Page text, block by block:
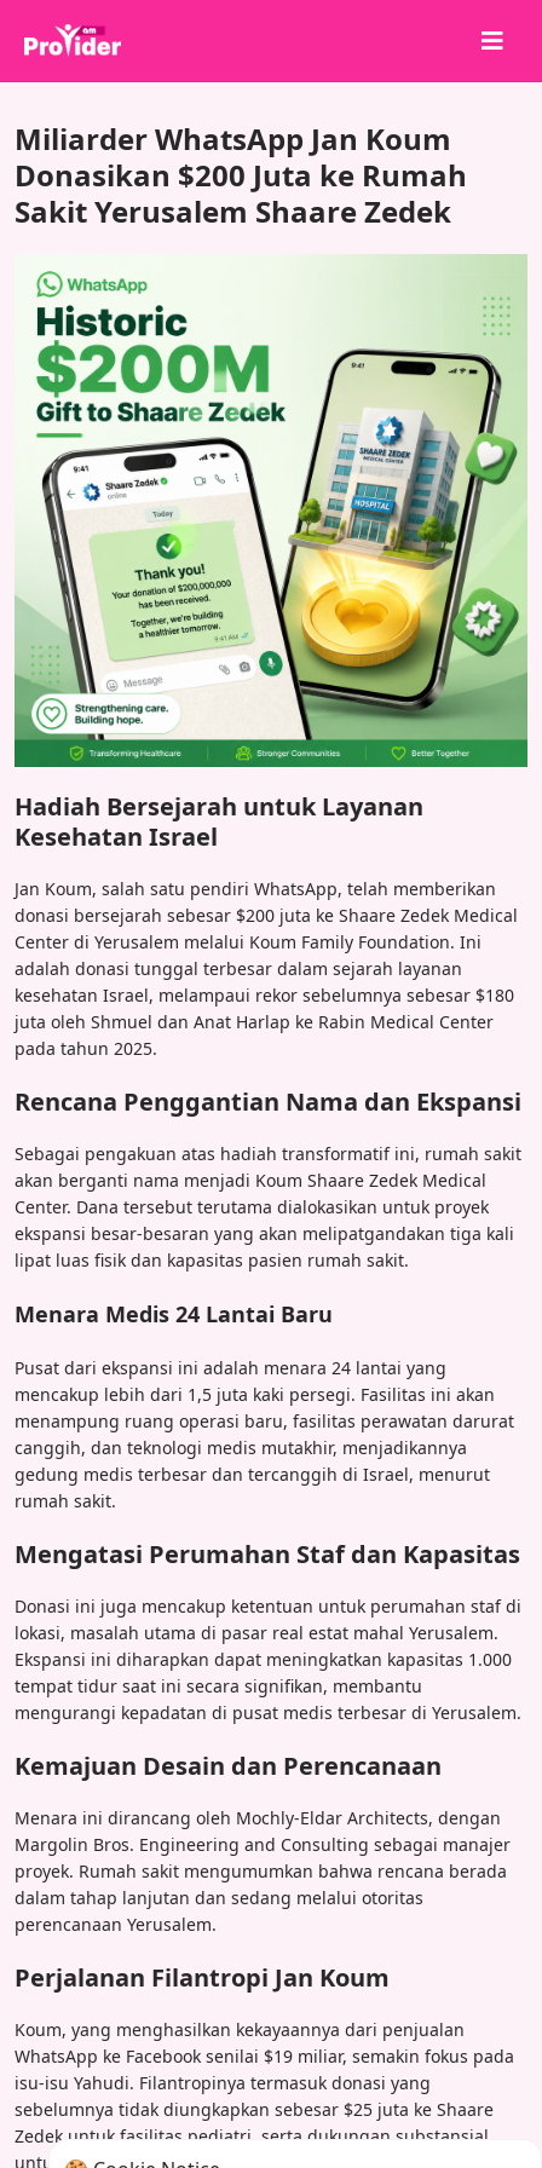
Tentang kami
Masuk
Layanan
API
Ketentuan
Blog
Miliarder WhatsApp Jan Koum
Donasikan $200 Juta ke Rumah
Sakit Yerusalem Shaare Zedek
Hadiah Bersejarah untuk Layanan
Kesehatan Israel
Jan Koum, salah satu pendiri WhatsApp, telah memberikan
donasi bersejarah sebesar $200 juta ke Shaare Zedek Medical
Center di Yerusalem melalui Koum Family Foundation. Ini
adalah donasi tunggal terbesar dalam sejarah layanan
kesehatan Israel, melampaui rekor sebelumnya sebesar $180
juta oleh Shmuel dan Anat Harlap ke Rabin Medical Center
pada tahun 2025.
Rencana Penggantian Nama dan Ekspansi
Sebagai pengakuan atas hadiah transformatif ini, rumah sakit
akan berganti nama menjadi Koum Shaare Zedek Medical
Center. Dana tersebut terutama dialokasikan untuk proyek
ekspansi besar-besaran yang akan melipatgandakan tiga kali
lipat luas fisik dan kapasitas pasien rumah sakit.
Menara Medis 24 Lantai Baru
Pusat dari ekspansi ini adalah menara 24 lantai yang
mencakup lebih dari 1,5 juta kaki persegi. Fasilitas ini akan
menampung ruang operasi baru, fasilitas perawatan darurat
canggih, dan teknologi medis mutakhir, menjadikannya
gedung medis terbesar dan tercanggih di Israel, menurut
rumah sakit.
Mengatasi Perumahan Staf dan Kapasitas
Donasi ini juga mencakup ketentuan untuk perumahan staf di
lokasi, masalah utama di pasar real estat mahal Yerusalem.
Ekspansi ini diharapkan dapat meningkatkan kapasitas 1.000
tempat tidur saat ini secara signifikan, membantu
mengurangi kepadatan di pusat medis terbesar di Yerusalem.
Kemajuan Desain dan Perencanaan
Menara ini dirancang oleh Mochly-Eldar Architects, dengan
Margolin Bros. Engineering and Consulting sebagai manajer
proyek. Rumah sakit mengumumkan bahwa rencana berada
dalam tahap lanjutan dan sedang melalui otoritas
perencanaan Yerusalem.
Perjalanan Filantropi Jan Koum
Koum, yang menghasilkan kekayaannya dari penjualan
WhatsApp ke Facebook senilai $19 miliar, semakin fokus pada
isu-isu Yahudi. Filantropinya termasuk donasi yang
sebelumnya tidak diungkapkan sebesar $25 juta ke Shaare
Zedek untuk fasilitas pediatri, serta dukungan substansial
untuk organisasi Yahudi yang membantu Ukraina setelah